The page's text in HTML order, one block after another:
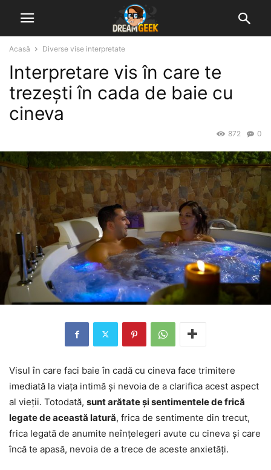
Acasă Diverse vise interpretate
Interpretare vis în care te
trezești în cada de baie cu
cineva
0
872
Visul în care faci baie în cadă cu cineva face trimitere
imediată la viața intimă și nevoia de a clarifica acest aspect
al vieții. Totodată, sunt arătate și sentimentele de frică
legate de această latură, frica de sentimente din trecut,
frica legată de anumite neînțelegeri avute cu cineva și care
încă te apasă, nevoia de a trece de aceste anxietăți.